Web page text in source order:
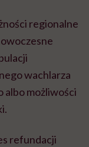
regionalne
wachlarza
albo możliwości
refundacji